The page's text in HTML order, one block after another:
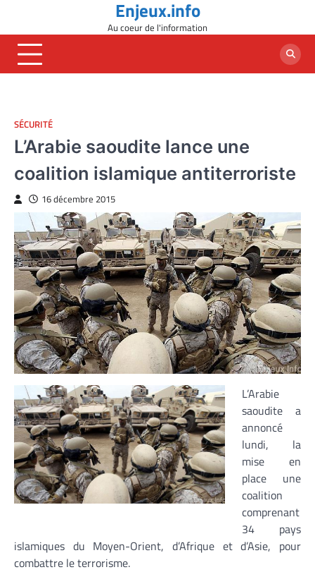
content
Enjeux.info
Au coeur de l'information
SÉCURITÉ
L’Arabie saoudite lance une
coalition islamique antiterroriste
16 décembre 2015
L’Arabie
saoudite a
annoncé
lundi, la
mise en
place une
coalition
comprenant
34 pays
islamiques du Moyen-Orient, d’Afrique et d’Asie, pour
combattre le terrorisme.